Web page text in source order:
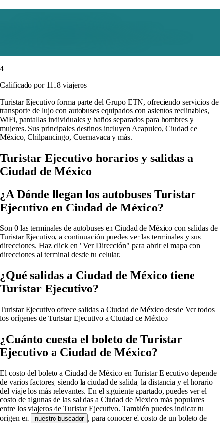
4
Calificado por 1118 viajeros
Turistar Ejecutivo forma parte del Grupo ETN, ofreciendo servicios de
transporte de lujo con autobuses equipados con asientos reclinables,
WiFi, pantallas individuales y baños separados para hombres y
mujeres. Sus principales destinos incluyen Acapulco, Ciudad de
México, Chilpancingo, Cuernavaca y más.
Turistar Ejecutivo horarios y salidas a
Ciudad de México
¿A Dónde llegan los autobuses Turistar
Ejecutivo en Ciudad de México?
Son 0 las terminales de autobuses en Ciudad de México con salidas de
Turistar Ejecutivo, a continuación puedes ver las terminales y sus
direcciones. Haz click en "Ver Dirección" para abrir el mapa con
direcciones al terminal desde tu celular.
¿Qué salidas a Ciudad de México tiene
Turistar Ejecutivo?
Turistar Ejecutivo ofrece salidas a Ciudad de México desde Ver todos
los orígenes de Turistar Ejecutivo a Ciudad de México
¿Cuánto cuesta el boleto de Turistar
Ejecutivo a Ciudad de México?
El costo del boleto a Ciudad de México en Turistar Ejecutivo depende
de varios factores, siendo la ciudad de salida, la distancia y el horario
del viaje los más relevantes. En el siguiente apartado, puedes ver el
costo de algunas de las salidas a Ciudad de México más populares
entre los viajeros de Turistar Ejecutivo. También puedes indicar tu
origen en
nuestro buscador , para conocer el costo de un boleto de